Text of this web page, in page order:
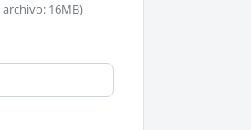
16MB)